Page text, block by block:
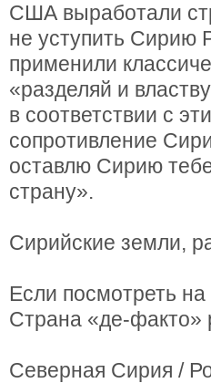
США выработали
не уступить Сирию
применили
«разделяй и
в соответствии с
сопротивление
оставлю Сирию
страну».
Сирийские земли,
Если посмотреть
Страна «де-факто»
Северная Сирия /